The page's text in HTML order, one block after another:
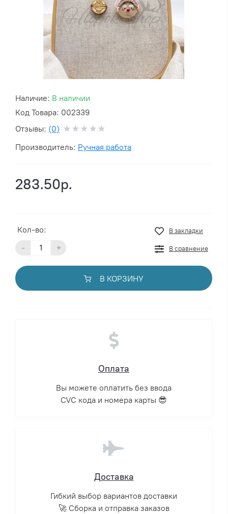
Наличие: В наличии
Код Товара: 002339
Отзывы: (0)
Производитель: Ручная работа
283.50р.
Кол-во:
- +
В закладки
В сравнение
В КОРЗИНУ
Оплата
Вы можете оплатить без ввода
CVC кода и номера карты 😎
Доставка
Гибкий выбор вариантов доставки
🚀 Сборка и отправка заказов